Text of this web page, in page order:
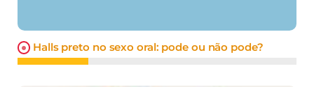
Halls preto no sexo oral: pode ou não pode?